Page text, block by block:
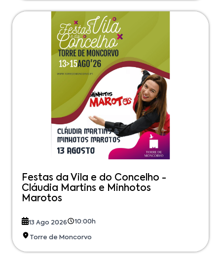
Festas da Vila e do Concelho -
Cláudia Martins e Minhotos
Marotos
13 Ago 2026 10:00h
Torre de Moncorvo